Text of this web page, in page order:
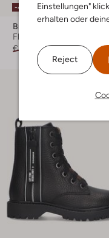
Einstellungen"
erhalten oder
Reject
-40%
Braqeez
Flache Sandalen
€ 69,99 € 41,99